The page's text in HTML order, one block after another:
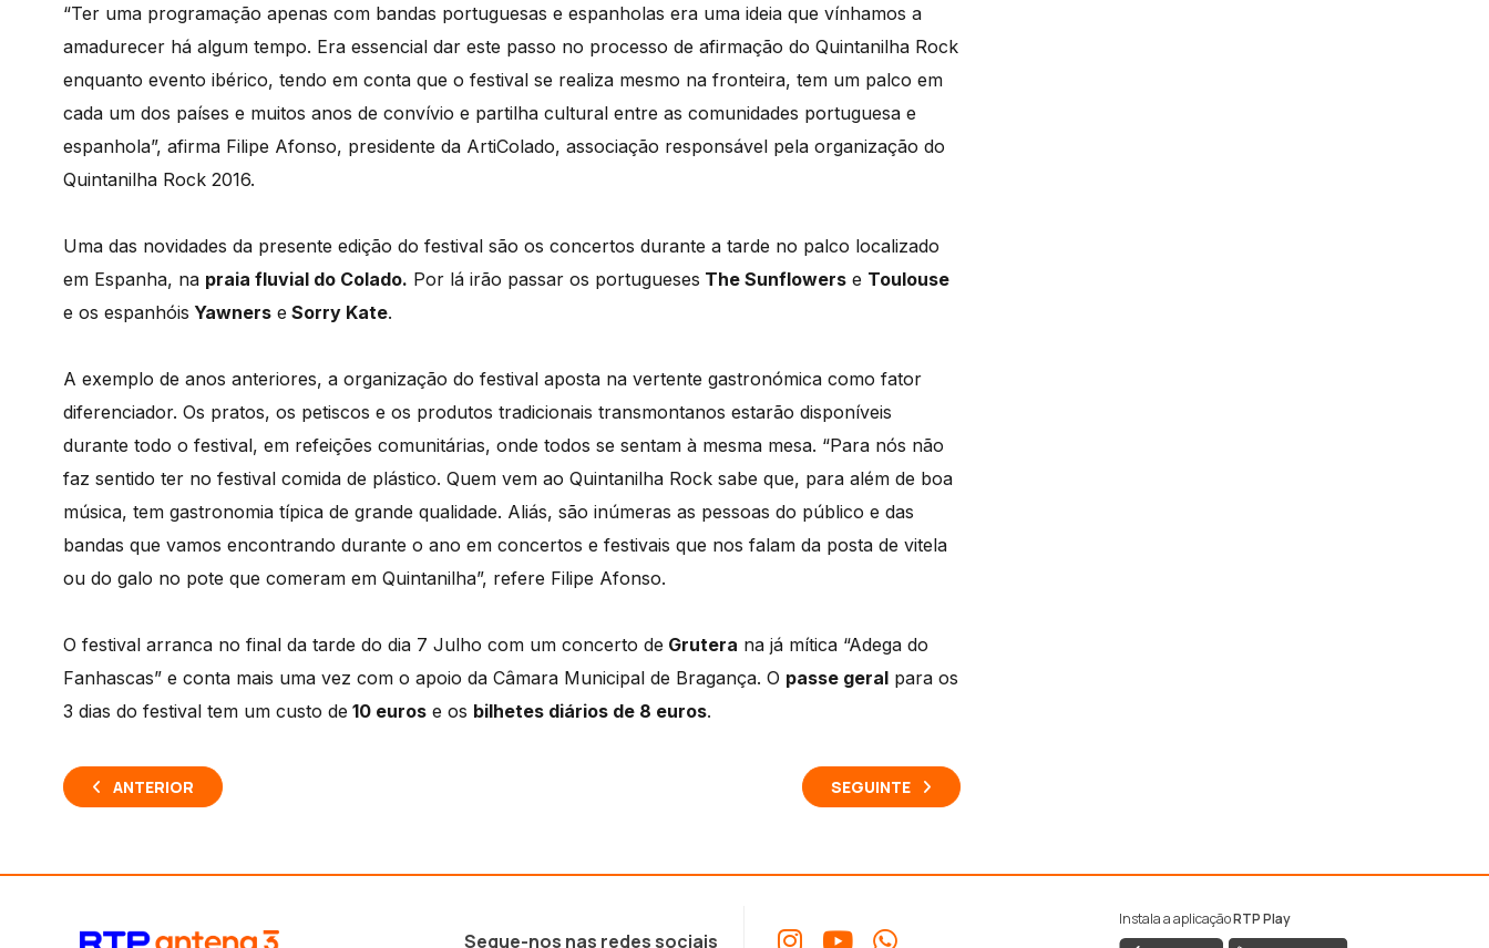
“Ter uma programação apenas com bandas portuguesas e espanholas era uma ideia que vínhamos a
amadurecer há algum tempo. Era essencial dar este passo no processo de afirmação do Quintanilha Rock
enquanto evento ibérico, tendo em conta que o festival se realiza mesmo na fronteira, tem um palco em
cada um dos países e muitos anos de convívio e partilha cultural entre as comunidades portuguesa e
espanhola”, afirma Filipe Afonso, presidente da ArtiColado, associação responsável pela organização do
Quintanilha Rock 2016.
Uma das novidades da presente edição do festival são os concertos durante a tarde no palco localizado
em Espanha, na praia fluvial do Colado. Por lá irão passar os portugueses The Sunflowers e Toulouse
e os espanhóis Yawners e Sorry Kate.
A exemplo de anos anteriores, a organização do festival aposta na vertente gastronómica como fator
diferenciador. Os pratos, os petiscos e os produtos tradicionais transmontanos estarão disponíveis
durante todo o festival, em refeições comunitárias, onde todos se sentam à mesma mesa. “Para nós não
faz sentido ter no festival comida de plástico. Quem vem ao Quintanilha Rock sabe que, para além de boa
música, tem gastronomia típica de grande qualidade. Aliás, são inúmeras as pessoas do público e das
bandas que vamos encontrando durante o ano em concertos e festivais que nos falam da posta de vitela
ou do galo no pote que comeram em Quintanilha”, refere Filipe Afonso.
O festival arranca no final da tarde do dia 7 Julho com um concerto de Grutera na já mítica “Adega do
Fanhascas” e conta mais uma vez com o apoio da Câmara Municipal de Bragança. O passe geral para os
3 dias do festival tem um custo de 10 euros e os bilhetes diários de 8 euros.
ANTERIOR SEGUINTE
Segue-nos nas redes sociais
Instala a aplicaçãoRTP Play